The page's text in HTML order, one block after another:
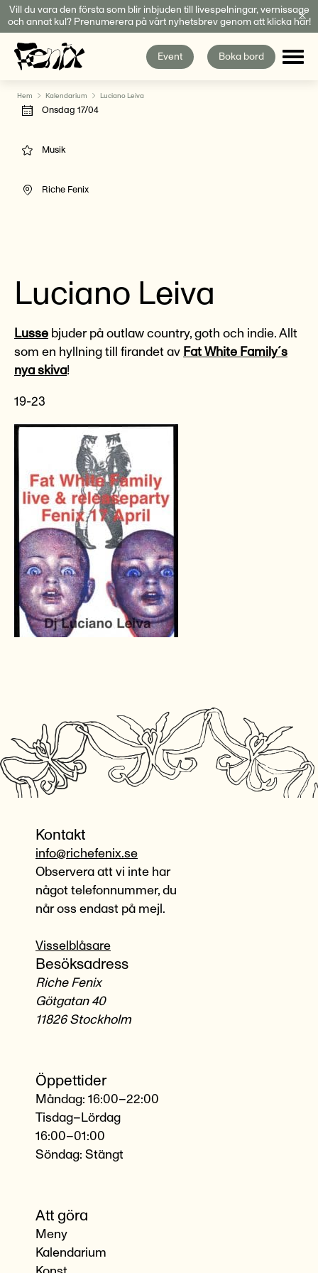
Fortsätt
till
innehållet
Vill du vara den första som blir inbjuden till livespelningar, vernissage
och annat kul? Prenumerera på vårt nyhetsbrev genom att klicka här!
Event Boka bord
Hem Kalendarium Luciano Leiva
Luciano Leiva
Lusse bjuder på outlaw country, goth och indie. Allt
som en hyllning till firandet av Fat White Family´s
nya skiva!
19-23
Onsdag 17/04
Musik
Riche Fenix
Öppettider
Måndag: 16:00–22:00
Tisdag–Lördag
16:00–01:00
Söndag: Stängt
Att göra
Meny
Kalendarium
Kontakt
info@richefenix.se
Observera att vi inte har
något telefonnummer, du
når oss endast på mejl.
Visselblåsare
Besöksadress
Riche Fenix
Götgatan 40
11826 Stockholm